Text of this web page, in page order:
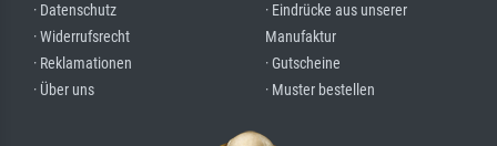
· Datenschutz
· Widerrufsrecht
· Reklamationen
· Über uns
· Eindrücke aus unserer
Manufaktur
· Gutscheine
· Muster bestellen